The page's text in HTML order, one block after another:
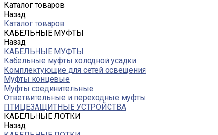
Каталог товаров
Назад
Каталог товаров
КАБЕЛЬНЫЕ МУФТЫ
Назад
КАБЕЛЬНЫЕ МУФТЫ
Кабельные муфты холодной усадки
Комплектующие для сетей освещения
Муфты концевые
Муфты соединительные
Ответвительные и переходные муфты
ПТИЦЕЗАЩИТНЫЕ УСТРОЙСТВА
КАБЕЛЬНЫЕ ЛОТКИ
Назад